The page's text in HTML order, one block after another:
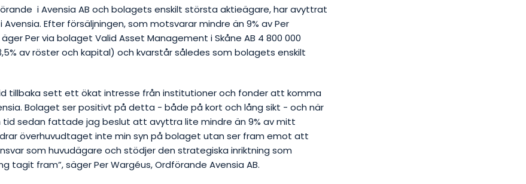
i Avensia AB och bolagets enskilt största aktieägare, har avyttrat
Efter försäljningen, som motsvarar mindre än 9% av Per
Per via bolaget Valid Asset Management i Skåne AB 4 800 000
av röster och kapital) och kvarstår således som bolagets enskilt
tillbaka sett ett ökat intresse från institutioner och fonder att komma
Bolaget ser positivt på detta - både på kort och lång sikt - och när
tid sedan fattade jag beslut att avyttra lite mindre än 9% av mitt
överhuvudtaget inte min syn på bolaget utan ser fram emot att
som huvudägare och stödjer den strategiska inriktning som
tagit fram”, säger Per Wargéus, Ordförande Avensia AB.